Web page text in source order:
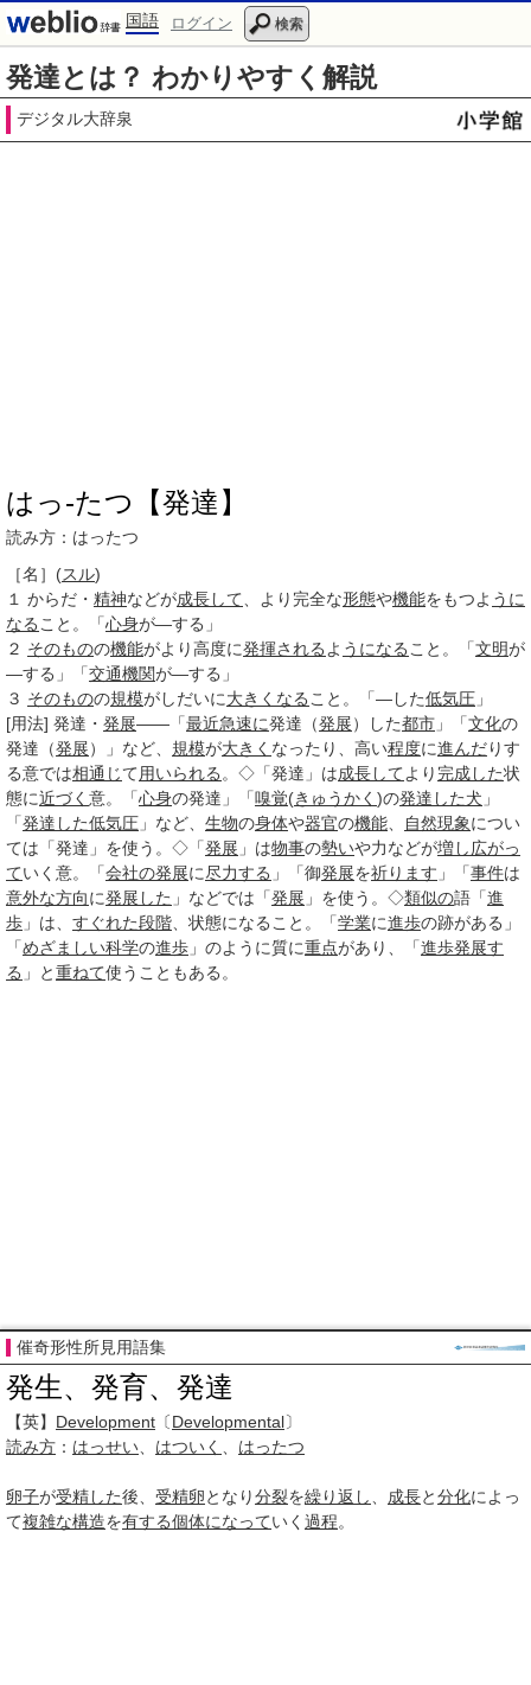
国語 ログイン 検索
発達とは？ わかりやすく解説
デジタル大辞泉
はっ‐たつ【発達】
読み方：はったつ
［名］ (スル)
１
からだ・ 精神などが成長して 、より完全な形態や機能をもつよ うに
なる こと。「心身が―する」
２ そのものの機能がより高度に発揮される よ うになる こと。「文明が
―する」「交通機関が―する」
３ そのものの規模がしだいに大きくなる こと。「―した低気圧 」
[用法] 発達・ 発展――「最近急速に発達（発展）した都市 」「文化の
発達（発展）」など、 規模が大きく なったり、高い程度に進んだりす
る意では相通じて用いられる 。◇「発達」は成長してより 完成した状
態に近づく 意。「心身の発達」「嗅覚(きゅうかく )の発達した犬 」
「発達した低気圧 」など、 生物の身体や器官の機能 自然現象につい
ては「発達」を使う。◇「発展 」は物事の勢いや力などが増し広がっ
ていく意。「会社の発展に尽力する 」「御発展を祈ります 」「事件は
意外な方向に発展した 」などでは「発展 」を使う。◇類似の語「進
歩 」は、 すぐれた段階 、状態になること。「学業に進歩の跡がある」
「めざましい科学の進歩 」のように質に重点があり、「進歩発展す
る 」と重ねて使うこともある。
催奇形性所見用語集
発生、発育、発達
【英】 Development 〔Developmental〕
読み方 ： はっせい はついく はったつ
卵子が受精した後、 受精卵となり分裂を繰り返し 成長と分化によっ
て複雑な構造を有する個体になっていく 過程。